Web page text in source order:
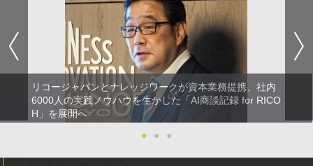
リコージャパンとナレッジワークが資本業務提携、社内
6000人の実践ノウハウを生かした「AI商談記録 for RICO
H」を展開へ
●
● ●